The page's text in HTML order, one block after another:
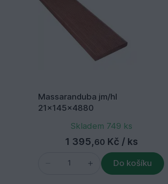
Massaranduba jm/hl
21x145x4880
Skladem 749 ks
1 395,60 Kč / ks
Do košíku